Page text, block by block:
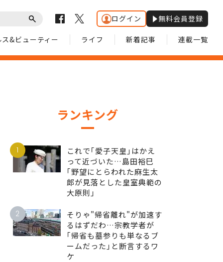
ログイン 無料会員登録
ス&ビューティー ライフ 新着記事 連載一覧
ランキング
1
これで｢愛子天皇｣はかえ
って近づいた…島田裕巳
｢野望にとらわれた麻生太
郎が見落とした皇室典範の
大原則｣
2
そりゃ"帰省離れ"が加速す
るはずだわ…宗教学者が
｢帰省も墓参りも単なるブ
ームだった｣と断言するワ
ケ